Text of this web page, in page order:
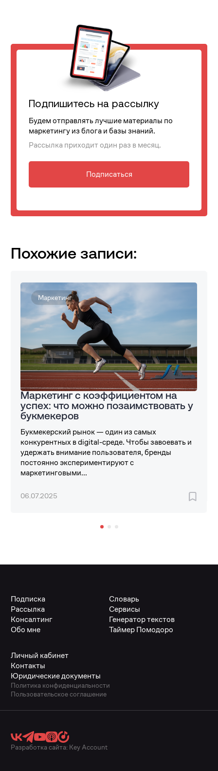
Подпишитесь на рассылку
Будем отправлять лучшие материалы по
маркетингу из блога и базы знаний.
Рассылка приходит один раз в месяц.
Подписаться
Похожие записи:
Маркетинг
Маркетинг с коэффициентом на
успех: что можно позаимствовать у
букмекеров
Букмекерский рынок — один из самых
конкурентных в digital-среде. Чтобы завоевать и
удержать внимание пользователя, бренды
постоянно экспериментируют с
маркетинговыми...
06.07.2025
Подписка
Рассылка
Консалтинг
Обо мне
Словарь
Сервисы
Генератор текстов
Таймер Помодоро
Личный кабинет
Контакты
Юридические документы
Политика конфиденциальности
Пользовательское соглашение
Разработка сайта: Key Account